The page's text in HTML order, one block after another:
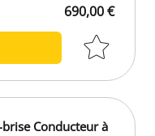
690,00 €
Conducteur à